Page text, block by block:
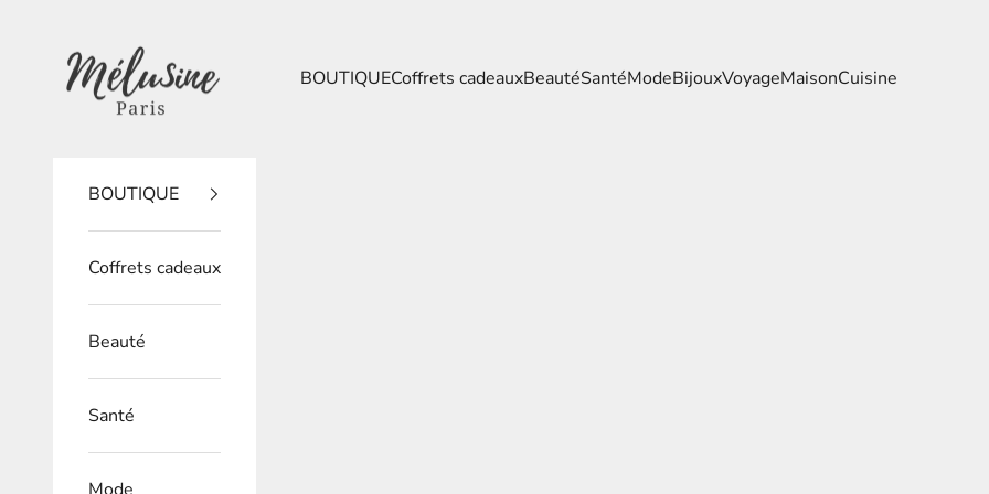
Mélusine Paris
BOUTIQUECoffrets cadeauxBeautéSantéModeBijouxVoyageMaisonCuisine
BOUTIQUE
Coffrets cadeaux
Beauté
Santé